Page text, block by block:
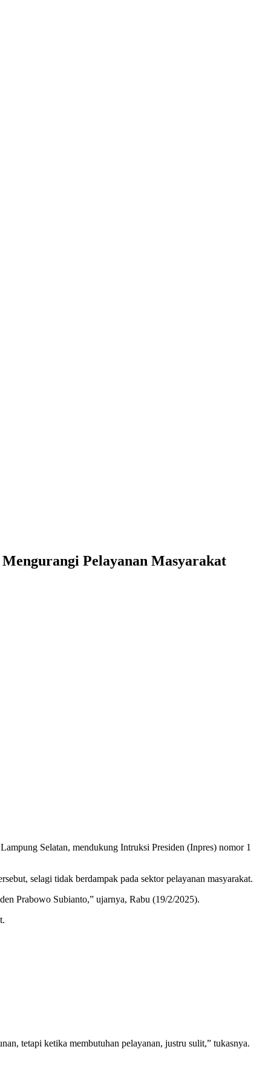
Pelayanan Masyarakat
Selatan, mendukung Intruksi Presiden (Inpres) nomor 1
selagi tidak berdampak pada sektor pelayanan masyarakat.
Prabowo Subianto,” ujarnya, Rabu (19/2/2025).
tetapi ketika membutuhan pelayanan, justru sulit,” tukasnya.